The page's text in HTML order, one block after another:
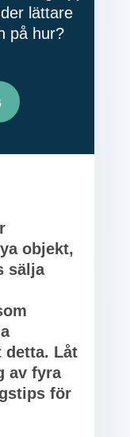
lättare
på hur?
objekt,
sälja
detta. Låt
av fyra
för